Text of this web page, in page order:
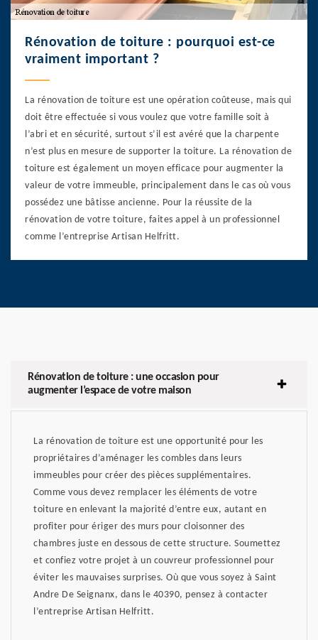
Rénovation de toiture : pourquoi est-ce
vraiment important ?
La rénovation de toiture est une opération coûteuse, mais qui
doit être effectuée si vous voulez que votre famille soit à
l’abri et en sécurité, surtout s’il est avéré que la charpente
n’est plus en mesure de supporter la toiture. La rénovation de
toiture est également un moyen efficace pour augmenter la
valeur de votre immeuble, principalement dans le cas où vous
possédez une bâtisse ancienne. Pour la réussite de la
rénovation de votre toiture, faites appel à un professionnel
comme l’entreprise Artisan Helfritt.
Rénovation de toiture : une occasion pour
augmenter l’espace de votre maison
La rénovation de toiture est une opportunité pour les
propriétaires d’aménager les combles dans leurs
immeubles pour créer des pièces supplémentaires.
Comme vous devez remplacer les éléments de votre
toiture en enlevant la majorité d’entre eux, autant en
profiter pour ériger des murs pour cloisonner des
chambres juste en dessous de cette structure. Soumettez
et confiez votre projet à un couvreur professionnel pour
éviter les mauvaises surprises. Où que vous soyez à Saint
Andre De Seignanx, dans le 40390, pensez à contacter
l’entreprise Artisan Helfritt.